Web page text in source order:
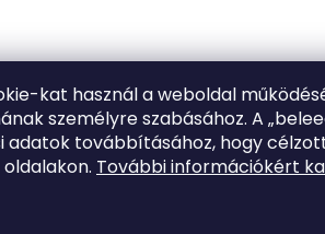
kat használ a weboldal
személyre szabásához. A
adatok továbbításához, hogy
További információkért